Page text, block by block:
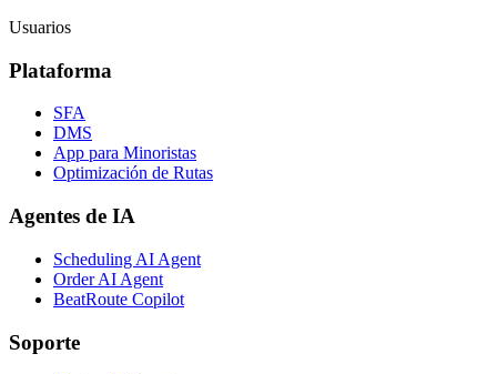
Usuarios
Plataforma
SFA
DMS
App para Minoristas
Optimización de Rutas
Agentes de IA
Scheduling AI Agent
Order AI Agent
BeatRoute Copilot
Soporte